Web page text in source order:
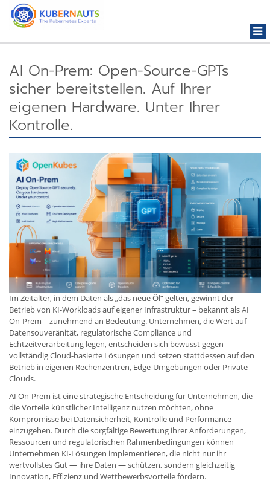
AI On-Prem: Open-Source-GPTs
sicher bereitstellen. Auf Ihrer
eigenen Hardware. Unter Ihrer
Kontrolle.
Im Zeitalter, in dem Daten als „das neue Öl“ gelten, gewinnt der
Betrieb von KI-Workloads auf eigener Infrastruktur – bekannt als AI
On-Prem – zunehmend an Bedeutung. Unternehmen, die Wert auf
Datensouveränität, regulatorische Compliance und
Echtzeitverarbeitung legen, entscheiden sich bewusst gegen
vollständig Cloud-basierte Lösungen und setzen stattdessen auf den
Betrieb in eigenen Rechenzentren, Edge-Umgebungen oder Private
Clouds.
AI On-Prem ist eine strategische Entscheidung für Unternehmen, die
die Vorteile künstlicher Intelligenz nutzen möchten, ohne
Kompromisse bei Datensicherheit, Kontrolle und Performance
einzugehen. Durch die sorgfältige Bewertung ihrer Anforderungen,
Ressourcen und regulatorischen Rahmenbedingungen können
Unternehmen KI-Lösungen implementieren, die nicht nur ihr
wertvollstes Gut — ihre Daten — schützen, sondern gleichzeitig
Innovation, Effizienz und Wettbewerbsvorteile fördern.